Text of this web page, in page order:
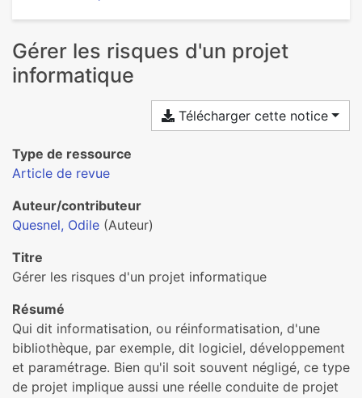
Gérer les risques d'un projet
informatique
Télécharger cette notice
Type de ressource
Article de revue
Auteur/contributeur
Quesnel, Odile (Auteur)
Titre
Gérer les risques d'un projet informatique
Résumé
Qui dit informatisation, ou réinformatisation, d'une
bibliothèque, par exemple, dit logiciel, développement
et paramétrage. Bien qu'il soit souvent négligé, ce type
de projet implique aussi une réelle conduite de projet